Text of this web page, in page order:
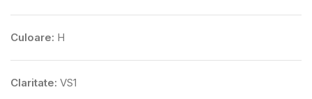
Culoare: H
Claritate: VS1